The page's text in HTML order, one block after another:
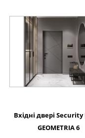
Вхідні двері
GEOMETRIA 6